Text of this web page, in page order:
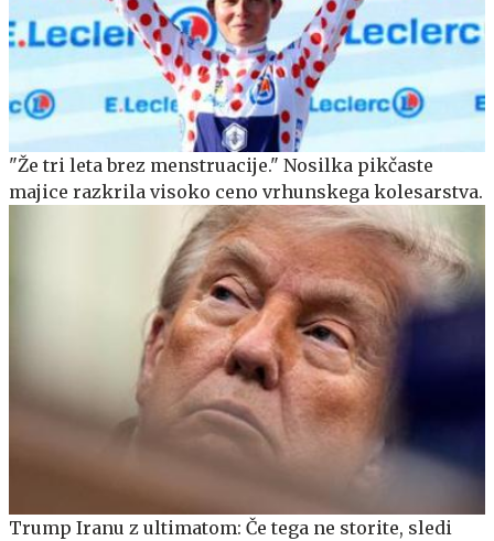
"Že tri leta brez menstruacije." Nosilka pikčaste
majice razkrila visoko ceno vrhunskega kolesarstva.
Trump Iranu z ultimatom: Če tega ne storite, sledi